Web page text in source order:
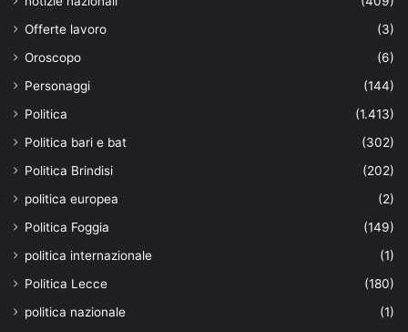
Offerte lavoro
(3)
Oroscopo
(6)
Personaggi
(144)
Politica
(1.413)
Politica bari e bat
(302)
Politica Brindisi
(202)
politica europea
(2)
Politica Foggia
(149)
politica internazionale
(1)
Politica Lecce
(180)
politica nazionale
(1)